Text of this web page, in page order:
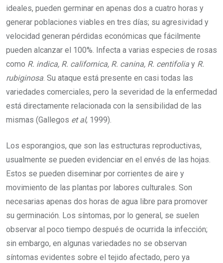
ideales, pueden germinar en apenas dos a cuatro horas y
generar poblaciones viables en tres días; su agresividad y
velocidad generan pérdidas económicas que fácilmente
pueden alcanzar el 100%. Infecta a varias especies de rosas
como R. indica, R. californica, R. canina, R. centifolia y R.
rubiginosa. Su ataque está presente en casi todas las
variedades comerciales, pero la severidad de la enfermedad
está directamente relacionada con la sensibilidad de las
mismas (Gallegos et al, 1999).
Los esporangios, que son las estructuras reproductivas,
usualmente se pueden evidenciar en el envés de las hojas.
Estos se pueden diseminar por corrientes de aire y
movimiento de las plantas por labores culturales. Son
necesarias apenas dos horas de agua libre para promover
su germinación. Los síntomas, por lo general, se suelen
observar al poco tiempo después de ocurrida la infección;
sin embargo, en algunas variedades no se observan
síntomas evidentes sobre el tejido afectado, pero ya